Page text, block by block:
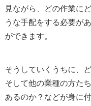
見ながら、どの作業に
うな手配をする必要が
ができます。
そうしていくうちに、
そして他の業種の方た
あるのか？などが身に